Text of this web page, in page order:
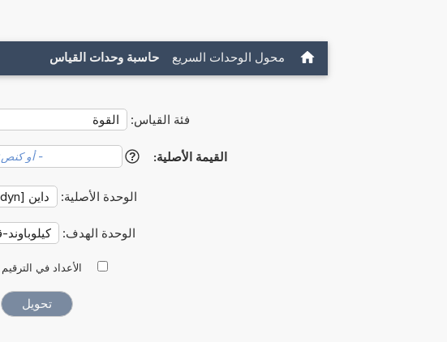
محول الوحدات السريع حاسبة وحدات القياس
فئة القياس:
القيمة الأصلية: ?
الوحدة الأصلية:
الوحدة الهدف:
الأعداد في